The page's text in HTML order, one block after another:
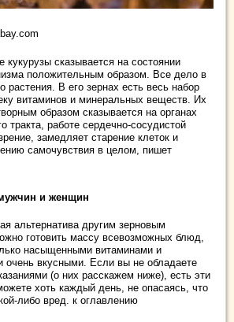
кукурузы сказывается на состоянии
положительным образом. Все дело в
растения. В его зернах есть весь набор
витаминов и минеральных веществ. Их
образом сказывается на органах
тракта, работе сердечно-сосудистой
замедляет старение клеток и
самочувствия в целом, пишет
и женщин
альтернатива другим зерновым
готовить массу всевозможных блюд,
насыщенными витаминами и
вкусными. Если вы не обладаете
(о них расскажем ниже), есть эти
хоть каждый день, не опасаясь, что
либо вред. к оглавлению